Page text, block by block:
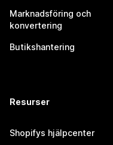
Marknadsföring och
konvertering
Butikshantering
Resurser
Shopifys hjälpcenter